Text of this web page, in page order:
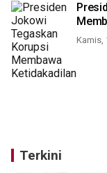
Kamis,
Terkini